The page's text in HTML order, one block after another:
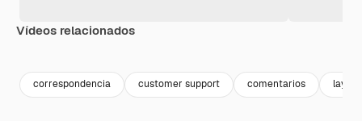
Vídeos relacionados
correspondencia customer support comentarios layout